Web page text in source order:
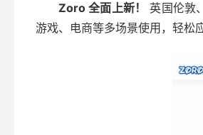
Zoro 全面上新！ 英国伦敦
游戏、电商等多场景使用，轻松